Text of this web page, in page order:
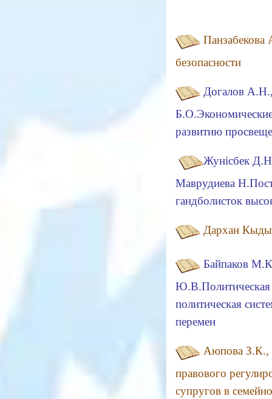
Панзабекова
безопасности
Догалов
развитию
Жунісбек
Маврудиева
гандболисток
Дархан
Байпаков
Ю.В.Политическая
политическая
перемен
Аюпова З.К.,
правового
супругов в